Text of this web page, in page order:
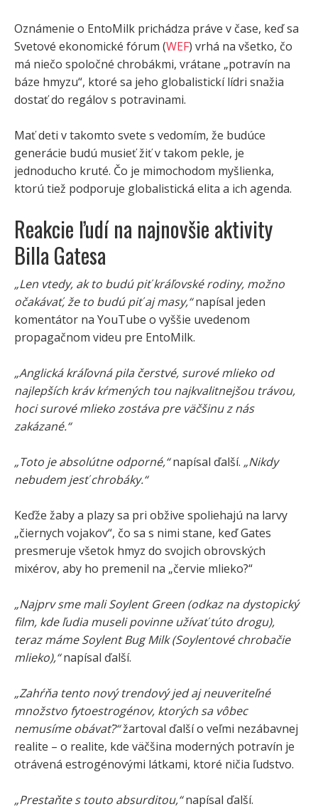
Oznámenie o EntoMilk prichádza práve v čase, keď sa
Svetové ekonomické fórum (WEF) vrhá na všetko, čo
má niečo spoločné chrobákmi, vrátane „potravín na
báze hmyzu“, ktoré sa jeho globalistickí lídri snažia
dostať do regálov s potravinami.
Mať deti v takomto svete s vedomím, že budúce
generácie budú musieť žiť v takom pekle, je
jednoducho kruté. Čo je mimochodom myšlienka,
ktorú tiež podporuje globalistická elita a ich agenda.
Reakcie ľudí na najnovšie aktivity
Billa Gatesa
„Len vtedy, ak to budú piť kráľovské rodiny, možno
očakávať, že to budú piť aj masy,“napísal jeden
komentátor na YouTube o vyššie uvedenom
propagačnom videu pre EntoMilk.
„Anglická kráľovná pila čerstvé, surové mlieko od
najlepších kráv kŕmených tou najkvalitnejšou trávou,
hoci surové mlieko zostáva pre väčšinu z nás
zakázané.“
„Toto je absolútne odporné,“napísal ďalší. „Nikdy
nebudem jesť chrobáky.“
Keďže žaby a plazy sa pri obžive spoliehajú na larvy
„čiernych vojakov“, čo sa s nimi stane, keď Gates
presmeruje všetok hmyz do svojich obrovských
mixérov, aby ho premenil na „červie mlieko?“
„Najprv sme mali Soylent Green (odkaz na dystopický
film, kde ľudia museli povinne užívať túto drogu),
teraz máme Soylent Bug Milk (Soylentové chrobačie
mlieko),“napísal ďalší.
„Zahŕňa tento nový trendový jed aj neuveriteľné
množstvo fytoestrogénov, ktorých sa vôbec
nemusíme obávať?“žartoval ďalší o veľmi nezábavnej
realite – o realite, kde väčšina moderných potravín je
otrávená estrogénovými látkami, ktoré ničia ľudstvo.
„Prestaňte s touto absurditou,“napísal ďalší.